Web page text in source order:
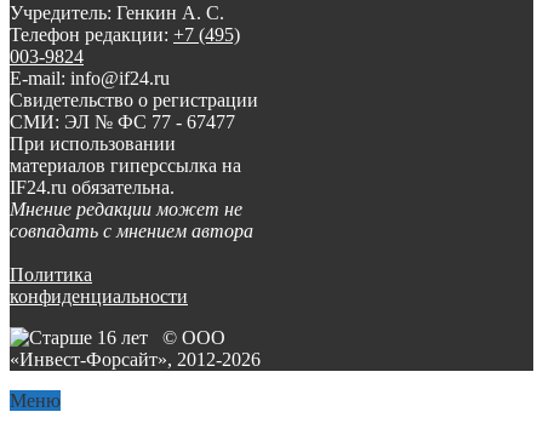
Учредитель: Генкин А. С.
Телефон редакции: +7 (495)
003-9824
E-mail: info@if24.ru
Свидетельство о регистрации
СМИ: ЭЛ № ФС 77 - 67477
При использовании
материалов гиперссылка на
IF24.ru обязательна.
Мнение редакции может не
совпадать с мнением автора
Политика
конфиденциальности
© ООО
«Инвест-Форсайт», 2012-2026
Меню